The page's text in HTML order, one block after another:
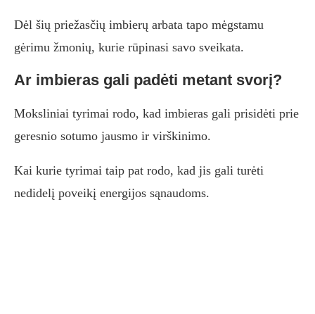
Dėl šių priežasčių imbierų arbata tapo mėgstamu
gėrimu žmonių, kurie rūpinasi savo sveikata.
Ar imbieras gali padėti metant svorį?
Moksliniai tyrimai rodo, kad imbieras gali prisidėti prie
geresnio sotumo jausmo ir virškinimo.
Kai kurie tyrimai taip pat rodo, kad jis gali turėti
nedidelį poveikį energijos sąnaudoms.